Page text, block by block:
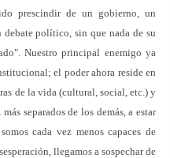
prescindir de un gobierno, un
debate político, sin que nada de su
Nuestro principal enemigo ya
el poder ahora reside en
de la vida (cultural, social, etc.) y
separados de los demás, a estar
cada vez menos capaces de
llegamos a sospechar de